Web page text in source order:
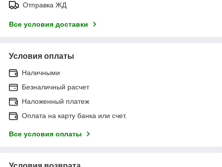
Отправка ЖД
Все условия доставки
Условия оплаты
Наличными
Безналичный расчет
Наложенный платеж
Оплата на карту банка или счет.
Все условия оплаты